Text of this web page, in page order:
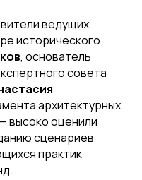
ведущих
исторического
, основатель
совета
архитектурных
высоко оценили
сценариев
практик